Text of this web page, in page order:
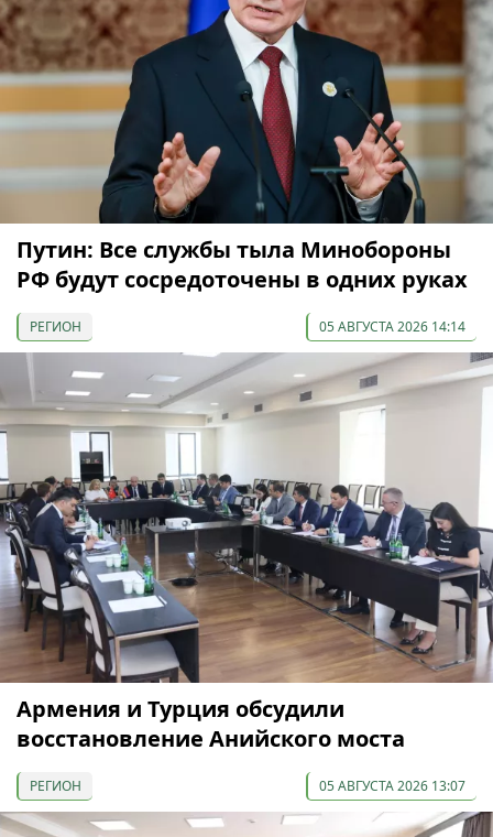
Путин: Все службы тыла Минобороны
РФ будут сосредоточены в одних руках
РЕГИОН 05 АВГУСТА 2026 14:14
Армения и Турция обсудили
восстановление Анийского моста
РЕГИОН 05 АВГУСТА 2026 13:07